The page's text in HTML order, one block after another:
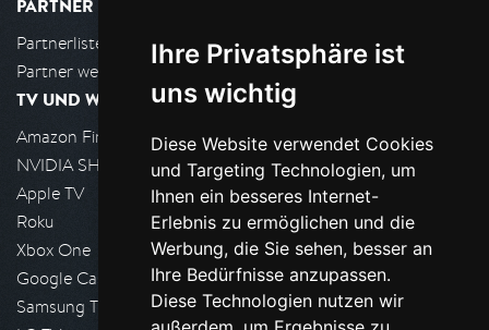
Ihre Privatsphäre ist
uns wichtig
Diese Website verwendet Cookies
und Targeting Technologien, um
Ihnen ein besseres Internet-
Erlebnis zu ermöglichen und die
Werbung, die Sie sehen, besser an
Ihre Bedürfnisse anzupassen.
Diese Technologien nutzen wir
PARTNER
Partnerliste
Partner werden
TV UND WOHNZIMMER
Amazon FireTV
NVIDIA SHIELD, Google TV
Apple TV
Roku
Xbox One
Google Cast
Samsung TV